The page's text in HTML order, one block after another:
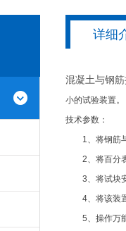
详细
混凝土与钢
小的试验装置。
技术参数：
1、将钢筋与
2、将百分表
3、将试块安
4、将该装置
5、操作万能